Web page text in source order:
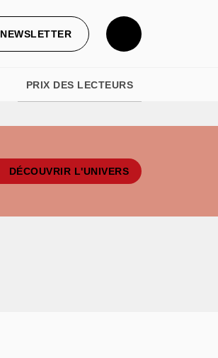
NEWSLETTER
PRIX DES LECTEURS
DÉCOUVRIR L'UNIVERS